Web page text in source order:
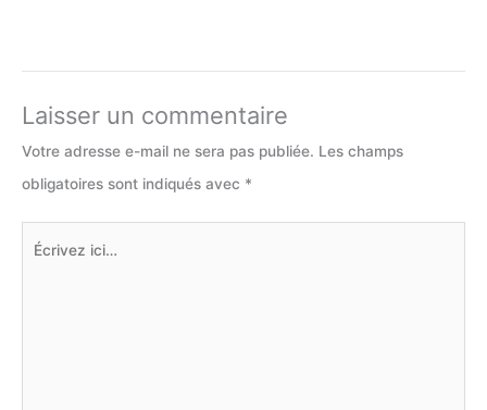
Laisser un commentaire
Votre adresse e-mail ne sera pas publiée. Les champs
obligatoires sont indiqués avec *